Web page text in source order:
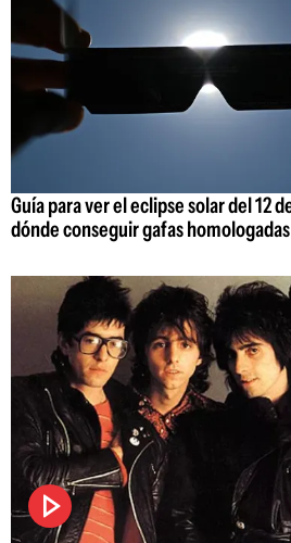
Guía para ver el eclipse solar del 12
dónde conseguir gafas